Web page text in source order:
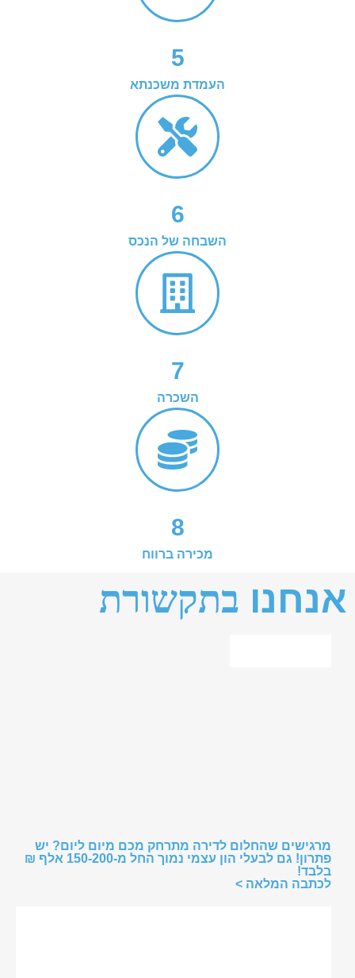
5
העמדת משכנתא
6
השבחה של הנכס
7
השכרה
8
מכירה ברווח
אנחנו בתקשורת
מרגישים שהחלום לדירה מתרחק מכם מיום ליום? יש
פתרון! גם לבעלי הון עצמי נמוך החל מ-150-200 אלף ₪
בלבד!
לכתבה המלאה >